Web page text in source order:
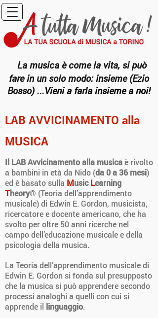
La musica è come la vita, si può
fare in un solo modo: insieme (Ezio
Bosso) ...Vieni a farla insieme a noi!
LAB AVVICINAMENTO alla
MUSICA
Il LAB Avvicinamento alla musicaè rivolto
a bambini in età da Nido (da 0 a 36 mesi)
ed è basato sulla MusicLearning
Theory® (Teoria dell’apprendimento
musicale) di Edwin E. Gordon, musicista,
ricercatore e docente americano, che ha
svolto per oltre 50 anni ricerche nel
campo dell’educazione musicale e della
psicologia della musica.
La Teoria dell’apprendimento musicale di
Edwin E. Gordon si fonda sul presupposto
che la musica si può apprendere secondo
processi analoghi a quelli con cui si
apprende il linguaggio.